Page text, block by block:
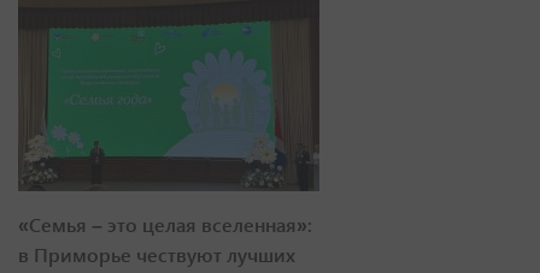
«Семья – это целая вселенная»:
в Приморье чествуют лучших